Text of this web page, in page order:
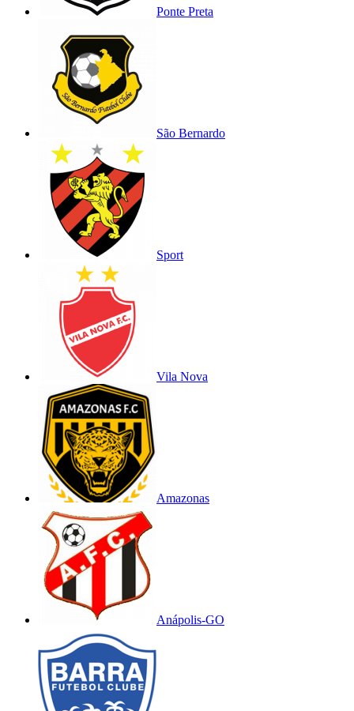
Ponte Preta
São Bernardo
Sport
Vila Nova
Amazonas
Anápolis-GO